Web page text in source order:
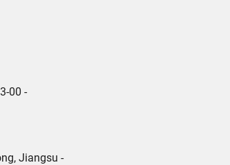
00 -
Jiangsu -